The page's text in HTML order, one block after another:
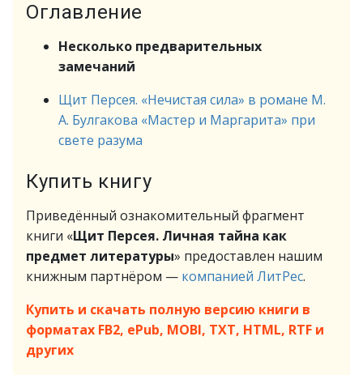
Оглавление
Несколько предварительных
замечаний
Щит Персея. «Нечистая сила» в романе M.
А. Булгакова «Мастер и Маргарита» при
свете разума
Купить книгу
Приведённый ознакомительный фрагмент
книги «Щит Персея. Личная тайна как
предмет литературы» предоставлен нашим
книжным партнёром — компанией ЛитРес.
Купить и скачать полную версию книги в
форматах FB2, ePub, MOBI, TXT, HTML, RTF и
других